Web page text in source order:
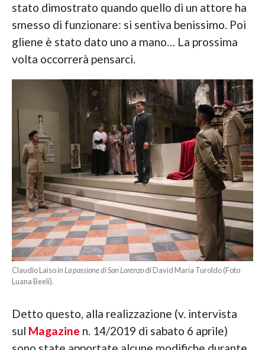
stato dimostrato quando quello di un attore ha
smesso di funzionare: si sentiva benissimo. Poi
gliene è stato dato uno a mano… La prossima
volta occorrerà pensarci.
Claudio Laiso inLa passione di San Lorenzodi David Maria Turoldo (Foto
Luana Beeli).
Detto questo, alla realizzazione (v. intervista
sul Magazine n. 14/2019 di sabato 6 aprile)